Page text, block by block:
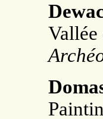
Vallée